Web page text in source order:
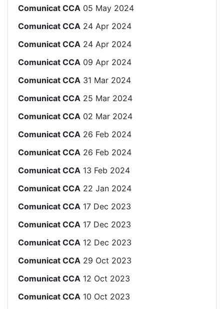
Comunicat CCA 05 May 2024
Comunicat CCA 24 Apr 2024
Comunicat CCA 24 Apr 2024
Comunicat CCA 09 Apr 2024
Comunicat CCA 31 Mar 2024
Comunicat CCA 25 Mar 2024
Comunicat CCA 02 Mar 2024
Comunicat CCA 26 Feb 2024
Comunicat CCA 26 Feb 2024
Comunicat CCA 13 Feb 2024
Comunicat CCA 22 Jan 2024
Comunicat CCA 17 Dec 2023
Comunicat CCA 17 Dec 2023
Comunicat CCA 12 Dec 2023
Comunicat CCA 29 Oct 2023
Comunicat CCA 12 Oct 2023
Comunicat CCA 10 Oct 2023